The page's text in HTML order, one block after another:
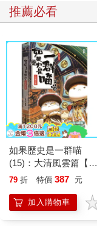
推薦必看
如果歷史是一群喵
(15)：大清風雲篇【萌
貓漫畫學歷史】
79 折 特價 387 元
加入購物車